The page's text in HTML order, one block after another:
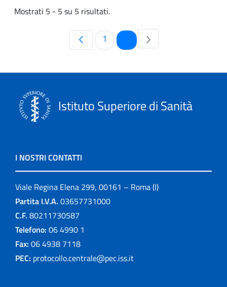
Mostrati 5 - 5 su 5 risultati.
Pagina
1 Pagina
Istituto Superiore di Sanità
I NOSTRI CONTATTI
Viale Regina Elena 299, 00161 – Roma (I)
Partita I.V.A. 03657731000
C.F. 80211730587
Telefono: 06 4990 1
Fax: 06 4938 7118
PEC: protocollo.centrale@pec.iss.it